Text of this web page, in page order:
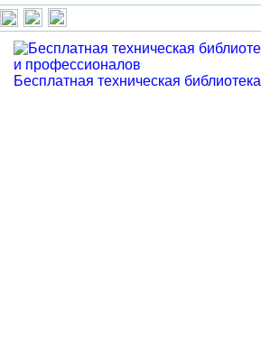
Бесплатная техническая библиотека